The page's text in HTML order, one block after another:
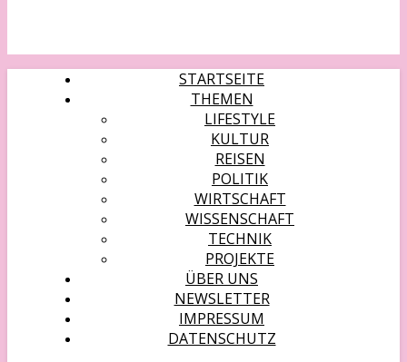
STARTSEITE
THEMEN
LIFESTYLE
KULTUR
REISEN
POLITIK
WIRTSCHAFT
WISSENSCHAFT
TECHNIK
PROJEKTE
ÜBER UNS
NEWSLETTER
IMPRESSUM
DATENSCHUTZ